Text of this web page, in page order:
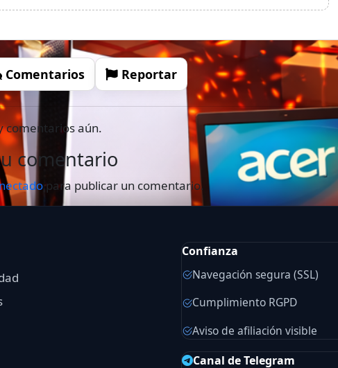
Comentarios Reportar
comentarios aún.
comentario
para publicar un comentario.
Confianza
Navegación segura (SSL)
Cumplimiento RGPD
Aviso de afiliación visible
Canal de Telegram